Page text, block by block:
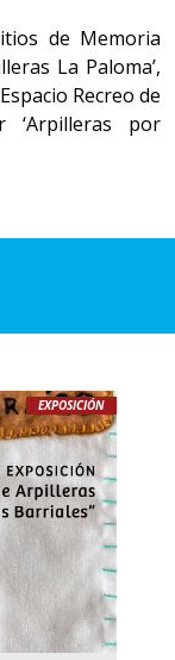
de Memoria
La Paloma’,
Recreo de
por
EXPOSICIÓN